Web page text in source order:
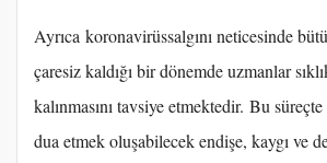
Ayrıca koronavirüssalgını neticesinde
çaresiz kaldığı bir dönemde uzmanlar
kalınmasını tavsiye etmektedir. Bu
dua etmek oluşabilecek endişe, kaygı ve